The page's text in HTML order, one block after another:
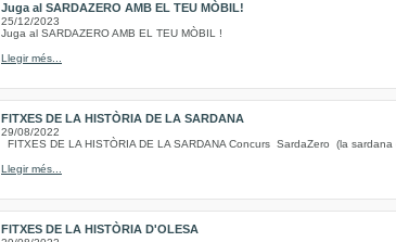
Juga al SARDAZERO AMB EL TEU MÒBIL!
25/12/2023
Juga al SARDAZERO AMB EL TEU MÒBIL !
Llegir més...
FITXES DE LA HISTÒRIA DE LA SARDANA
29/08/2022
FITXES DE LA HISTÒRIA DE LA SARDANA Concurs SardaZero (la sardana
Llegir més...
FITXES DE LA HISTÒRIA D'OLESA